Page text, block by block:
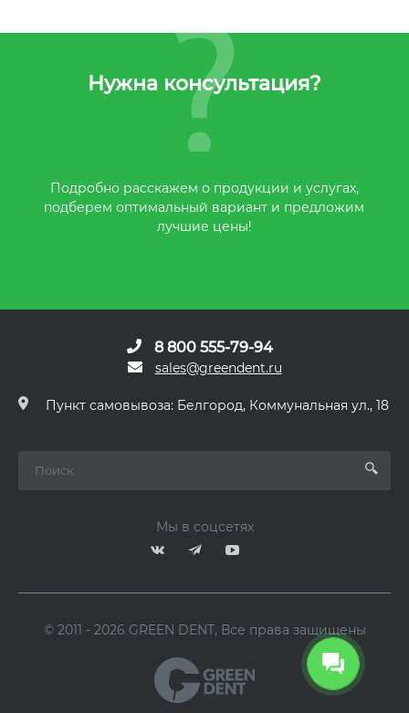
Нужна консультация?
Подробно расскажем о продукции и услугах,
подберем оптимальный вариант и предложим
лучшие цены!
8 800 555-79-94
sales@greendent.ru
Пункт самовывоза: Белгород, Коммунальная ул., 18
Мы в соцсетях
© 2011 - 2026 GREEN DENT, Все права защищены